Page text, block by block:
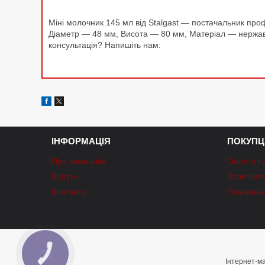
Міні молочник 145 мл від Stalgast — постачальник
Діаметр — 48 мм, Висота — 80 мм, Матеріал —
консультація? Напишіть нам:
ІНФОРМАЦІЯ
Про компанію
Відгуки
Контакти
Оплата і
Залишити
КНОПКА
ЗВ'ЯЗКУ